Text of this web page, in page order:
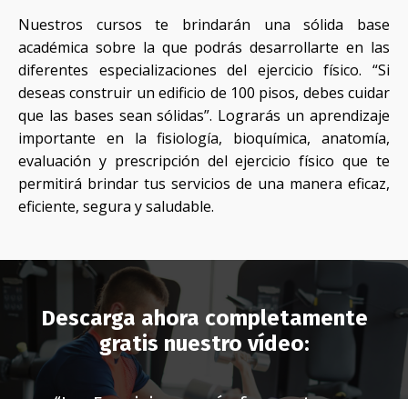
Nuestros cursos te brindarán una sólida base
académica sobre la que podrás desarrollarte en las
diferentes especializaciones del ejercicio físico. “Si
deseas construir un edificio de 100 pisos, debes cuidar
que las bases sean sólidas”. Lograrás un aprendizaje
importante en la fisiología, bioquímica, anatomía,
evaluación y prescripción del ejercicio físico que te
permitirá brindar tus servicios de una manera eficaz,
eficiente, segura y saludable.
Descarga ahora completamente
gratis nuestro vídeo: